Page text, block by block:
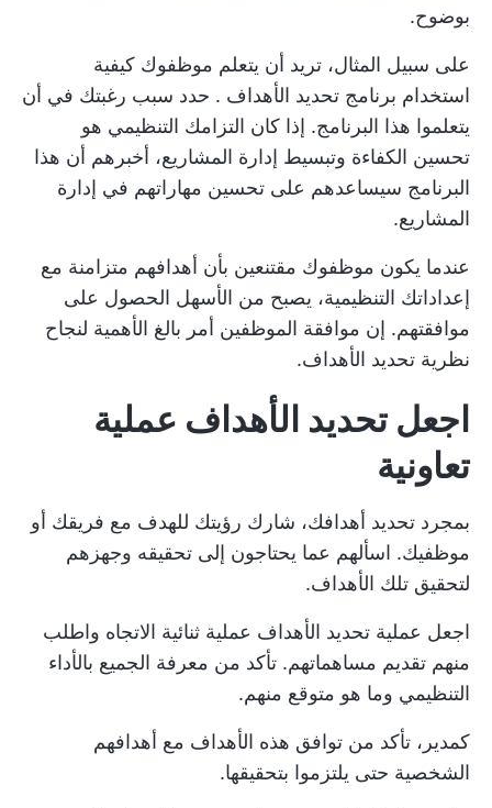
بوضوح.
على سبيل المثال، تريد أن يتعلم موظفوك كيفية
استخدام برنامج تحديد الأهداف . حدد سبب رغبتك في أن
يتعلموا هذا البرنامج. إذا كان التزامك التنظيمي هو
تحسين الكفاءة وتبسيط إدارة المشاريع، أخبرهم أن هذا
البرنامج سيساعدهم على تحسين مهاراتهم في إدارة
المشاريع.
عندما يكون موظفوك مقتنعين بأن أهدافهم متزامنة مع
إعداداتك التنظيمية، يصبح من الأسهل الحصول على
موافقتهم. إن موافقة الموظفين أمر بالغ الأهمية لنجاح
نظرية تحديد الأهداف.
اجعل تحديد الأهداف عملية
تعاونية
بمجرد تحديد أهدافك، شارك رؤيتك للهدف مع فريقك أو
موظفيك. اسألهم عما يحتاجون إلى تحقيقه وجهزهم
لتحقيق تلك الأهداف.
اجعل عملية تحديد الأهداف عملية ثنائية الاتجاه واطلب
منهم تقديم مساهماتهم. تأكد من معرفة الجميع بالأداء
التنظيمي وما هو متوقع منهم.
كمدير، تأكد من توافق هذه الأهداف مع أهدافهم
الشخصية حتى يلتزموا بتحقيقها.